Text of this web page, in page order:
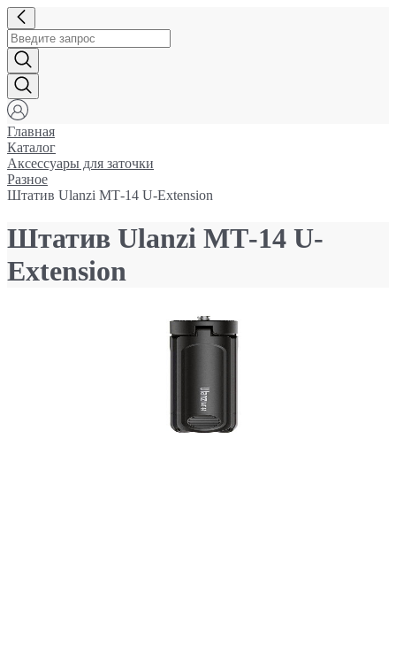
Главная
Каталог
Аксессуары для заточки
Разное
Штатив Ulanzi МТ-14 U-Extension
Штатив Ulanzi МТ-14 U-
Extension